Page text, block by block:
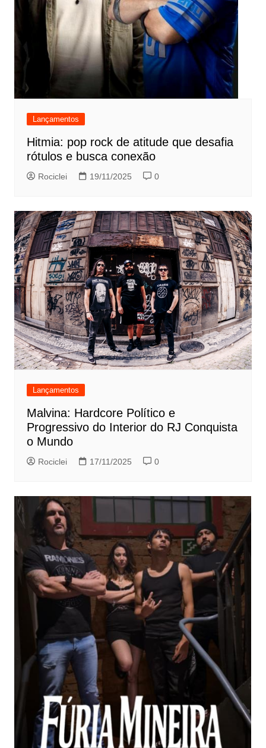
Lançamentos
Hitmia: pop rock de atitude que desafia
rótulos e busca conexão
Rociclei 19/11/2025 0
Lançamentos
Malvina: Hardcore Político e
Progressivo do Interior do RJ Conquista
o Mundo
Rociclei 17/11/2025 0